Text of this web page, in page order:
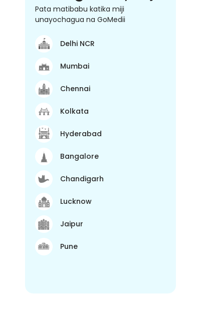
Pata matibabu katika miji
unayochagua na GoMedii
Delhi NCR
Mumbai
Chennai
Kolkata
Hyderabad
Bangalore
Chandigarh
Lucknow
Jaipur
Pune